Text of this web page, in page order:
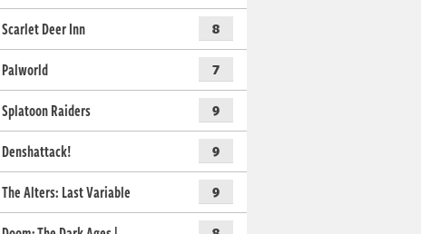
Scarlet Deer Inn
8
Palworld 7
Splatoon Raiders 9
Denshattack! 9
The Alters: Last Variable 9